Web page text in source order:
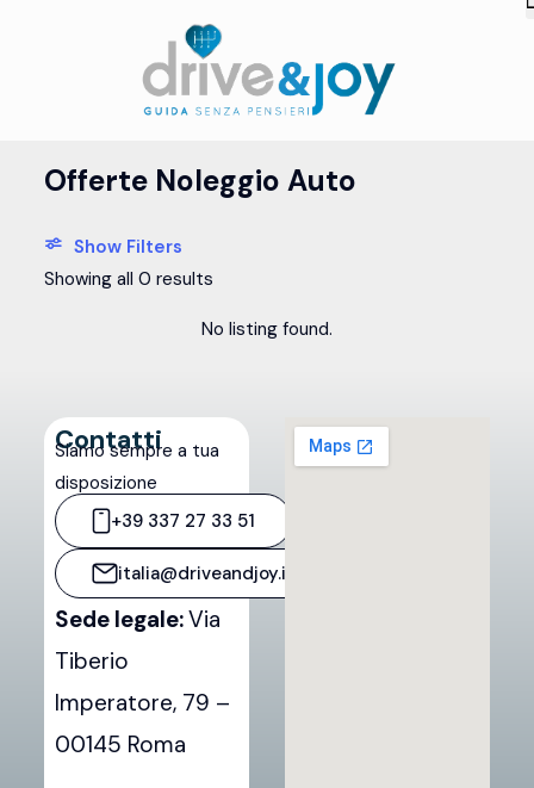
Offerte Noleggio Auto
Show Filters
Showing all 0 results
No listing found.
Contatti
Siamo sempre a tua
disposizione
+39 337 27 33 51
italia@driveandjoy.it
Sede legale:Via
Tiberio
Imperatore, 79 –
00145 Roma